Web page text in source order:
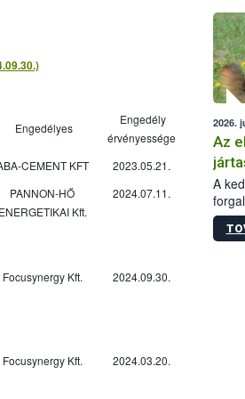
Engedélyes
Engedély
érvényessége
CEMENT KFT 2023.05.21.
PANNON-HŐ
ENERGETIKAI Kft.
2024.07.11.
Focusynergy Kft. 2024.09.30.
Focusynergy Kft. 2024.03.20.
2026.
Az
A